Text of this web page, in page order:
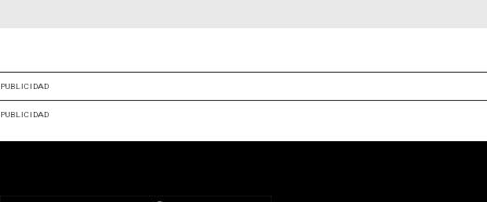
PUBLICIDAD
PUBLICIDAD